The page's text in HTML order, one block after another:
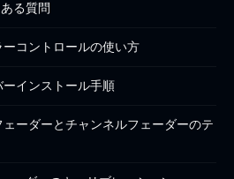
る質問
ーコントロールの使い方
ーインストール手順
ェーダーとチャンネルフェーダーのテ